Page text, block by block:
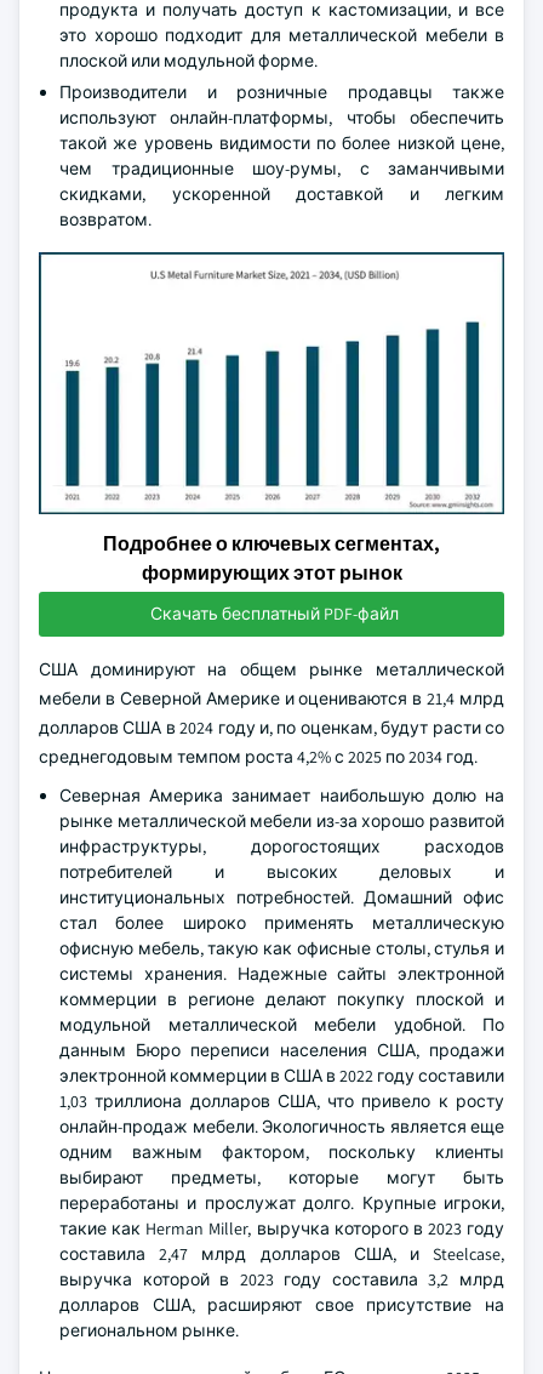
продукта и получать доступ к кастомизации, и все
это хорошо подходит для металлической мебели в
плоской или модульной форме.
Производители и розничные продавцы также
используют онлайн-платформы, чтобы обеспечить
такой же уровень видимости по более низкой цене,
чем традиционные шоу-румы, с заманчивыми
скидками, ускоренной доставкой и легким
возвратом.
Подробнее о ключевых сегментах,
формирующих этот рынок
Скачать бесплатный PDF-файл
США доминируют на общем рынке металлической
мебели в Северной Америке и оцениваются в 21,4 млрд
долларов США в 2024 году и, по оценкам, будут расти со
среднегодовым темпом роста 4,2% с 2025 по 2034 год.
Северная Америка занимает наибольшую долю на
рынке металлической мебели из-за хорошо развитой
инфраструктуры, дорогостоящих расходов
потребителей и высоких деловых и
институциональных потребностей. Домашний офис
стал более широко применять металлическую
офисную мебель, такую как офисные столы, стулья и
системы хранения. Надежные сайты электронной
коммерции в регионе делают покупку плоской и
модульной металлической мебели удобной. По
данным Бюро переписи населения США, продажи
электронной коммерции в США в 2022 году составили
1,03 триллиона долларов США, что привело к росту
онлайн-продаж мебели. Экологичность является еще
одним важным фактором, поскольку клиенты
выбирают предметы, которые могут быть
переработаны и прослужат долго. Крупные игроки,
такие как Herman Miller, выручка которого в 2023 году
составила 2,47 млрд долларов США, и Steelcase,
выручка которой в 2023 году составила 3,2 млрд
долларов США, расширяют свое присутствие на
региональном рынке.